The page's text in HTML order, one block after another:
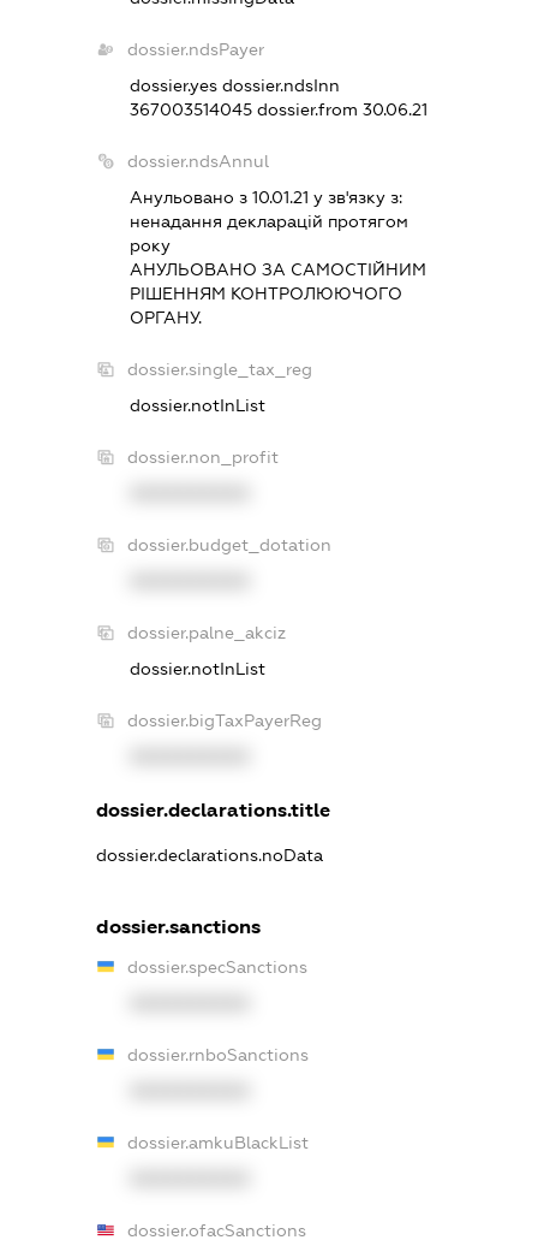
dossier.ndsPayer
dossier.yes dossier.ndsInn
367003514045 dossier.from 30.06.21
dossier.ndsAnnul
Анульовано з 10.01.21 у зв'язку з:
ненадання декларацiй протягом
року
АНУЛЬОВАНО ЗА САМОСТIЙНИМ
РIШЕННЯМ КОНТРОЛЮЮЧОГО
ОРГАНУ.
dossier.single_tax_reg
dossier.notInList
dossier.non_profit
dossier.budget_dotation
dossier.palne_akciz
dossier.notInList
dossier.bigTaxPayerReg
dossier.declarations.title
dossier.declarations.noData
dossier.sanctions
dossier.specSanctions
dossier.rnboSanctions
dossier.amkuBlackList
dossier.ofacSanctions